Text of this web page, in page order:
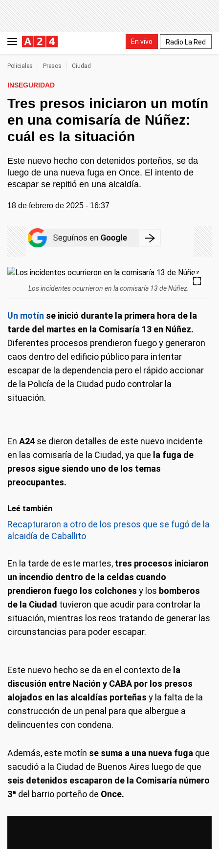
En vivo Radio La Red
Policiales Presos Ciudad
INSEGURIDAD
Tres presos iniciaron un motín
en una comisaría de Núñez:
cuál es la situación
Este nuevo hecho con detenidos porteños, se da
luego de una nueva fuga en Once. El intento de
escapar se repitió en una alcaldía.
18 de febrero de 2025 - 16:37
Los incidentes ocurrieron en la comisaría 13 de Núñez.
Un motín se inició durante la primera hora de la
tarde del martes en la Comisaría 13 en Núñez.
Diferentes procesos prendieron fuego y generaron
caos dentro del edificio público para intentar
escapar de la dependencia pero el rápido accionar
de la Policía de la Ciudad pudo controlar la
situación.
En A24 se dieron detalles de este nuevo incidente
en las comisaría de la Ciudad, ya que la fuga de
presos sigue siendo uno de los temas
preocupantes.
Leé también
Recapturaron a otro de los presos que se fugó de la
alcaidía de Caballito
En la tarde de este martes, tres procesos iniciaron
un incendio dentro de la celdas cuando
prendieron fuego los colchones y los bomberos
de la Ciudad tuvieron que acudir para controlar la
situación, mientras los reos tratando de generar las
circunstancias para poder escapar.
Este nuevo hecho se da en el contexto de la
discusión entre Nación y CABA por los presos
alojados en las alcaldías porteñas y la falta de la
construcción de un penal para que albergue a
delincuentes con condena.
Además, este motín se suma a una nueva fuga que
sacudió a la Ciudad de Buenos Aires luego de que
seis detenidos escaparon de la Comisaría número
3ª del barrio porteño de Once.